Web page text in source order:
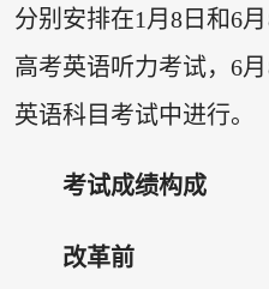
分别安排在1月8日和6
高考英语听力考试，6
英语科目考试中进行。
考试成绩构成
改革前